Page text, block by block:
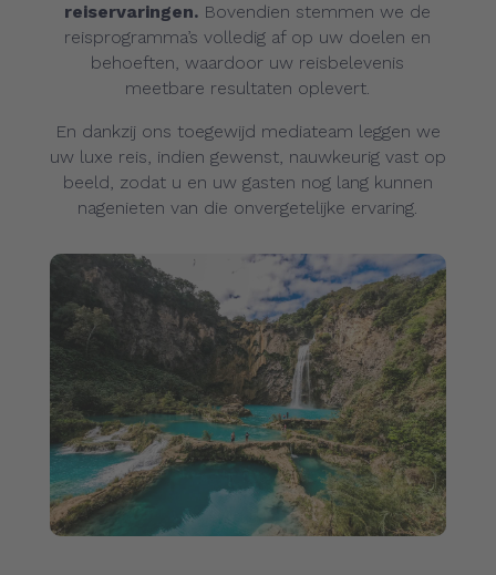
reiservaringen. Bovendien stemmen we de
reisprogramma’s volledig af op uw doelen en
behoeften, waardoor uw reisbelevenis
meetbare resultaten oplevert.
En dankzij ons toegewijd mediateam leggen we
uw luxe reis, indien gewenst, nauwkeurig vast op
beeld, zodat u en uw gasten nog lang kunnen
nagenieten van die onvergetelijke ervaring.